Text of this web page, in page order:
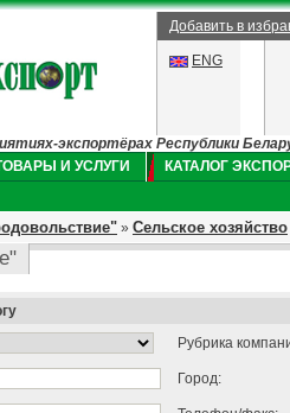
Добавить в
ENG
экспортёрах Республики
И УСЛУГИ
КАТАЛОГ
» Сельское хозяйство
Рубрика
Город: